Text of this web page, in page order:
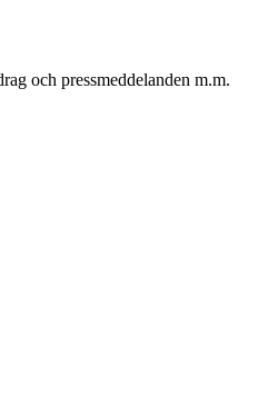
och pressmeddelanden m.m.